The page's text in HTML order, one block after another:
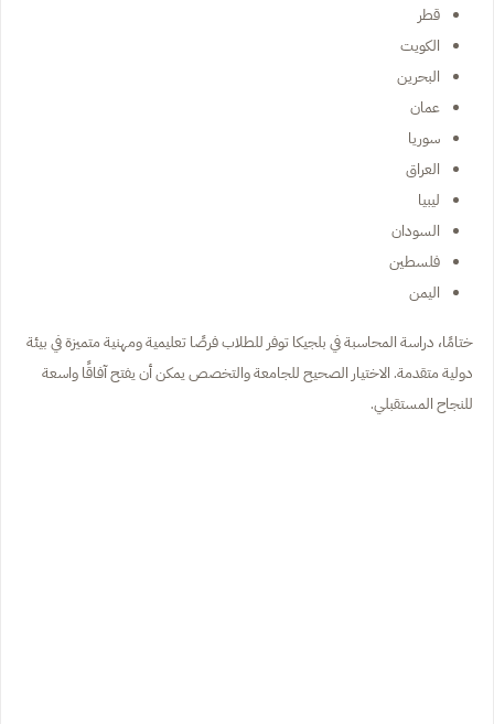
قطر
الكويت
البحرين
عمان
سوريا
العراق
ليبيا
السودان
فلسطين
اليمن
ختامًا، دراسة المحاسبة في بلجيكا توفر للطلاب فرصًا تعليمية ومهنية متميزة في بيئة
دولية متقدمة. الاختيار الصحيح للجامعة والتخصص يمكن أن يفتح آفاقًا واسعة
للنجاح المستقبلي.